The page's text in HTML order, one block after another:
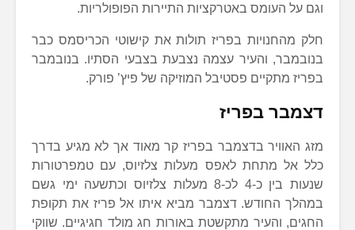
וגם על העומס באטרקציות התיירות הפופולריות.
חלק מהחנויות בפריז תולות את קישוטי הכריסמס כבר
בנובמבר, והעיר עצמה נצבעת בצבעי הסתיו. בנובמבר
בפריז מתקיים פסטיבל המוזיקה של פיץ’ פורק.
דצמבר בפריז
מזג האוויר בדצמבר בפריז קר מאוד אך לא מגיע בדרך
כלל אל מתחת לאפס מעלות צלזיוס, עם טמפרטורות
שנעות בין כ-4 לכ-8 מעלות צלזיוס וכתשעה ימי גשם
במהלך החודש. דצמבר מביא איתו אל פריז את תקופת
החגים, והעיר מתקשטת באורות חג מולד חגיגיים. שווקי